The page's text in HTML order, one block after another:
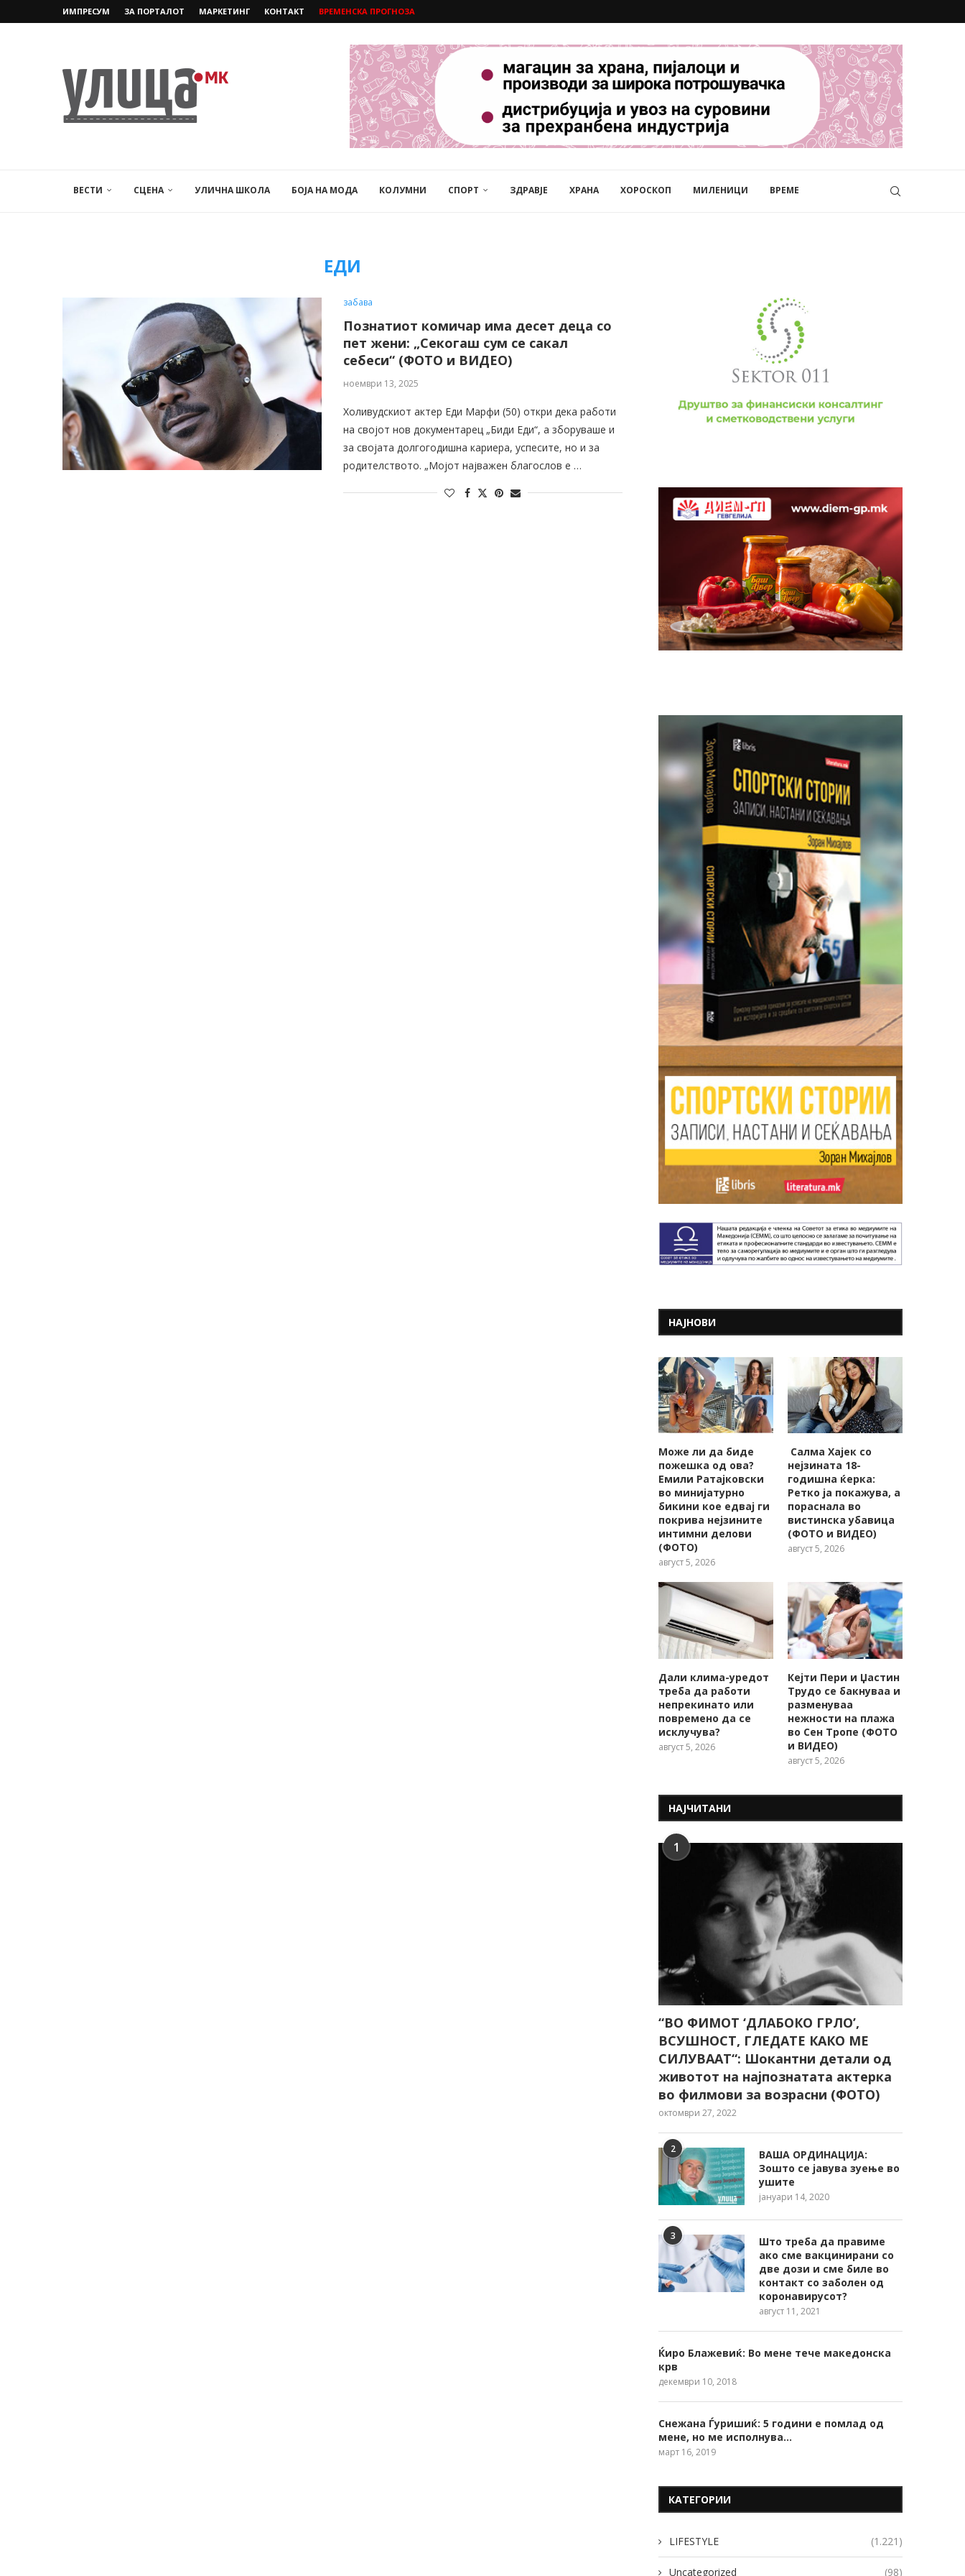
ИМПРЕСУМ ЗА ПОРТАЛОТ МАРКЕТИНГ КОНТАКТ ВРЕМЕНСКА ПРОГНОЗА
ВЕСТИ СЦЕНА УЛИЧНА ШКОЛА БОЈА НА МОДА КОЛУМНИ СПОРТ ЗДРАВЈЕ ХРАНА ХОРОСКОП МИЛЕНИЦИ ВРЕМЕ
ЕДИ
забава
Познатиот комичар има десет деца со
пет жени: „Секогаш сум се сакал
себеси“ (ФОТО и ВИДЕО)
ноември 13, 2025
Холивудскиот актер Еди Марфи (50) откри дека работи
на својот нов документарец „Биди Еди“, а зборуваше и
за својата долгогодишна кариера, успесите, но и за
родителството. „Мојот најважен благослов е …
НАЈНОВИ
Може ли да биде
пожешкa од ова?
Емили Ратајковски
во минијатурно
бикини кое едвај ги
покрива нејзините
интимни делови
(ФОТО)
август 5, 2026
Салма Хајек со
нејзината 18-
годишна ќерка:
Ретко ја покажува, a
пораснала во
вистинска убавица
(ФОТО и ВИДЕО)
август 5, 2026
Дали клима-уредот
треба да работи
непрекинато или
повремено да се
исклучува?
август 5, 2026
Кејти Пери и Џастин
Трудо се бакнуваа и
разменуваа
нежности на плажа
во Сен Тропе (ФОТО
и ВИДЕО)
август 5, 2026
НАЈЧИТАНИ
1
“ВО ФИМОТ ‘ДЛАБОКО ГРЛО’,
ВСУШНОСТ, ГЛЕДАТЕ КАКО МЕ
СИЛУВААТ“: Шокантни детали од
животот на најпознатата актерка
во филмови за возрасни (ФОТО)
октомври 27, 2022
2
ВАША ОРДИНАЦИЈА:
Зошто се јавува зуење во
ушите
јануари 14, 2020
3
Што треба да правиме
ако сме вакцинирани со
две дози и сме биле во
контакт со заболен од
коронавирусот?
август 11, 2021
Ќиро Блажевиќ: Во мене тече македонска
крв
декември 10, 2018
Снежана Ѓуришиќ: 5 години е помлад од
мене, но ме исполнува…
март 16, 2019
КАТЕГОРИИ
LIFESTYLE (1.221)
Uncategorized (98)